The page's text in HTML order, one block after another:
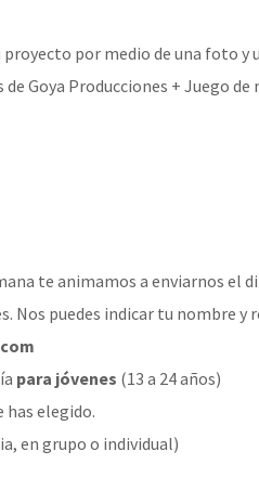
por medio de una foto y
Goya Producciones + Juego
te animamos a enviarnos el
Nos puedes indicar tu nombre
para jóvenes (13 a 24 años)
has elegido.
en grupo o individual)